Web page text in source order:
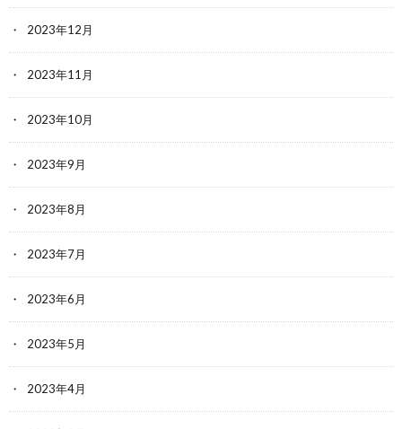
2023年12月
2023年11月
2023年10月
2023年9月
2023年8月
2023年7月
2023年6月
2023年5月
2023年4月